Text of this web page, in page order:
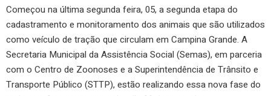
Começou na última segunda feira, 05, a segunda etapa do
cadastramento e monitoramento dos animais que são utilizados
como veículo de tração que circulam em Campina Grande. A
Secretaria Municipal da Assistência Social (Semas), em parceria
com o Centro de Zoonoses e a Superintendência de Trânsito e
Transporte Público (STTP), estão realizando essa nova fase do